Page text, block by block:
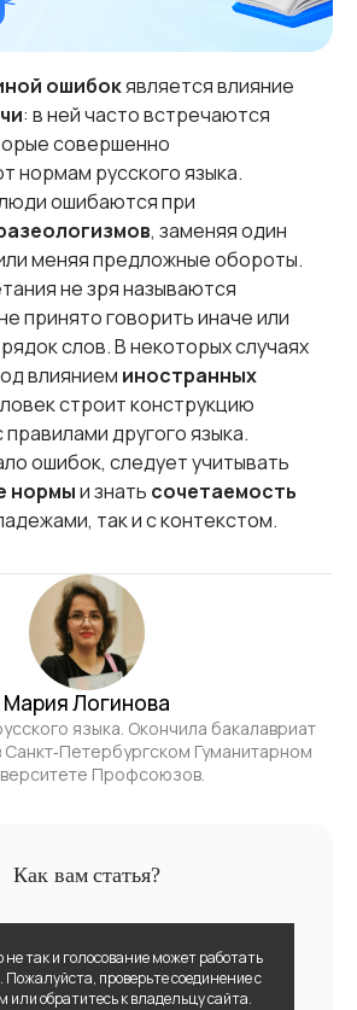
ошибокявляется влияние
: в ней часто встречаются
совершенно
нормам русского языка.
ошибаются при
, заменяя один
меняя предложные обороты.
не зря называются
принято говорить иначе или
слов. В некоторых случаях
влиянием иностранных
строит конструкцию
другого языка.
ошибок, следует учитывать
нормыи знать сочетаемость
так и с контекстом.
Мария Логинова
языка. Окончила бакалавриат
Санкт‑Петербургском Гуманитарном
Профсоюзов.
Как вам статья?
так и голосование может работать
Пожалуйста, проверьте соединение с
или обратитесь к владельцу сайта.